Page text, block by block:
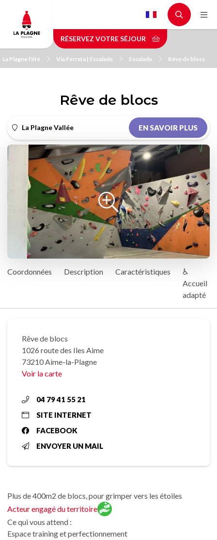
contenu
principal
RÉSERVEZ VOTRE SÉJOUR
La Plagne l'été Via Ferrata | Escalade Escalade Rêve de blocs
Rêve de blocs
La Plagne Vallée EN SAVOIR PLUS
Coordonnées Description Caractéristiques
♿
Accueil
adapté
Rêve de blocs
1026 route des Iles Aime
73210 Aime-la-Plagne
Voir la carte
04 79 41 55 21
SITE INTERNET
FACEBOOK
ENVOYER UN MAIL
Plus de 400m2 de blocs, pour grimper vers les étoiles
Acteur engagé du territoire
Ce qui vous attend :
Espace training et perfectionnement